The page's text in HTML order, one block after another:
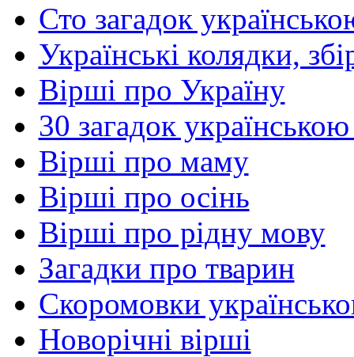
Сто загадок
Українські колядки,
Вірші про Україну
30 загадок
Вірші про маму
Вірші про осінь
Вірші про рідну мову
Загадки про тварин
Скоромовки
Новорічні вірші